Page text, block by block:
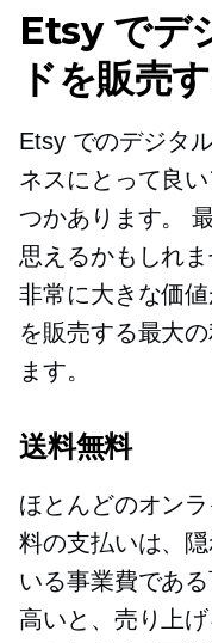
Etsy でデ
ドを販売
Etsy でのデジタ
ネスにとって良
つかあります。
思えるかもしれ
非常に大きな価
を販売する最大
ます。
送料無料
ほとんどのオン
料の支払いは、
いる事業費であ
高いと、売り上